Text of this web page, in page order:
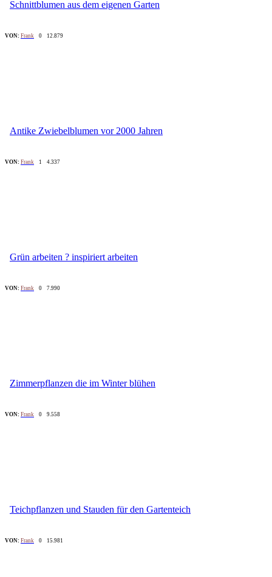
Schnittblumen aus dem eigenen Garten
VON: Frank 0 12.879
Antike Zwiebelblumen vor 2000 Jahren
VON: Frank 1 4.337
Grün arbeiten ? inspiriert arbeiten
VON: Frank 0 7.990
Zimmerpflanzen die im Winter blühen
VON: Frank 0 9.558
Teichpflanzen und Stauden für den Gartenteich
VON: Frank 0 15.981